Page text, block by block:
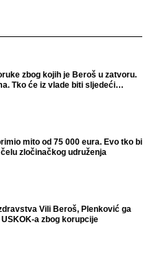
zbog kojih je Beroš u zatvoru.
Tko će iz vlade biti sljedeći
mito od 75 000 eura. Evo tko bi
zločinačkog udruženja
Vili Beroš, Plenković ga
a zbog korupcije